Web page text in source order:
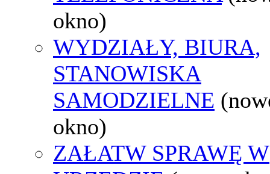
okno)
WYDZIAŁY, BIURA,
STANOWISKA
SAMODZIELNE
okno)
ZAŁATW SPRAWĘ W